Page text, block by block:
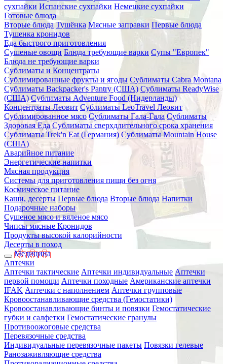
сухпайки Испанские сухпайки Немецкие сухпайки
Готовые блюда
Вторые блюда Тушёнка Мясные заправки Первые блюда
Тушенка кронидов
Еда быстрого приготовления
Сушеные овощи Блюда требующие варки Супы "Европек"
Блюда не требующие варки
Сублиматы и Концентраты
Сублимированные фрукты и ягоды Сублиматы Cabra Montana
Сублиматы Backpacker's Pantry (США) Сублиматы ReadyWise
(США) Сублиматы Adventure Food (Нидерланды)
Концентраты Леовит Сублиматы LeoTravel Леовит
Сублимированное мясо Сублиматы Гала-Гала Сублиматы
Здоровая Еда Сублиматы сверхдлительного срока хранения
Сублиматы Trek'n Eat (Германия) Сублиматы Mountain House
(США)
Аварийное питание
Энергетические напитки
Мясная продукция
Системы для приготовления пищи без огня
Космическое питание
Каши, десерты Первые блюда Вторые блюда Напитки
Подарочные наборы
Сушеное мясо и вяленое мясо
Чипсы мясные Кронидов
Продукты высокой калорийности
Десерты в поход
Медицина
Аптечки
Аптечки тактические Аптечки индивидуальные Аптечки
первой помощи Аптечки походные Американские аптечки
IFAK Аптечки с наполнением Аптечки групповые
Кровоостанавливающие средства (Гемостатики)
Кровоостанавливающие бинты и повязки Гемостатические
губки и салфетки Гемостатические гранулы
Противоожоговые средства
Перевязочные средства
Индивидуальные перевязочные пакеты Повязки гелевые
Ранозаживляющие средства